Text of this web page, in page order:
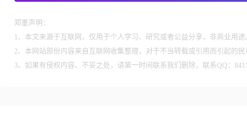
郑重声明：
1、本文来源于互联网，仅用于个人学习、研究或者公益分享，非商业用途
2、本网站部份内容来自互联网收集整理，对于不当转载或引用而引起的
3、如果有侵权内容、不妥之处，请第一时间联系我们删除，联系QQ：